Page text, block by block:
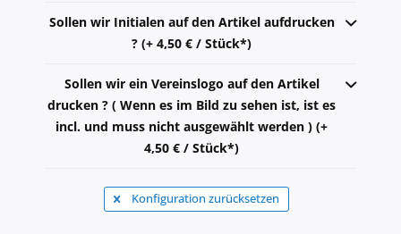
Sollen wir Initialen auf den Artikel aufdrucken
? (+ 4,50 € / Stück*)
Sollen wir ein Vereinslogo auf den Artikel
drucken ? ( Wenn es im Bild zu sehen ist, ist es
incl. und muss nicht ausgewählt werden ) (+
4,50 € / Stück*)
Konfiguration zurücksetzen